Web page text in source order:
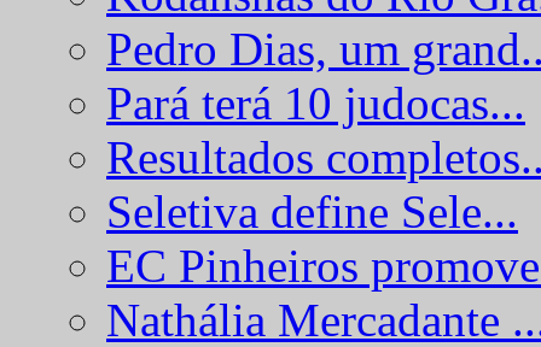
Pedro Dias, um
Pará terá 10 judocas...
Resultados
Seletiva define Sele...
EC Pinheiros
Nathália Mercadante